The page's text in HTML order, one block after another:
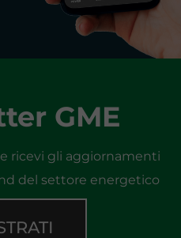
GME
ricevi gli aggiornamenti
del settore energetico